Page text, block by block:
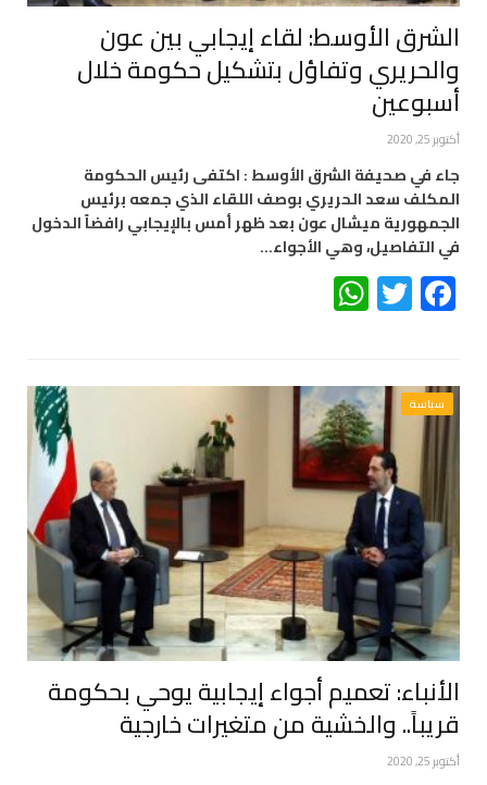
الشرق الأوسط: لقاء إيجابي بين عون
والحريري وتفاؤل بتشكيل حكومة خلال
أسبوعين
أكتوبر 25, 2020
جاء في صحيفة الشرق الأوسط : اكتفى رئيس الحكومة
المكلف سعد الحريري بوصف اللقاء الذي جمعه برئيس
الجمهورية ميشال عون بعد ظهر أمس بالإيجابي رافضاً الدخول
في التفاصيل، وهي الأجواء…
Facebook
Twitter
سياسة
الأنباء: تعميم أجواء إيجابية يوحي بحكومة
قريباً.. والخشية من متغيرات خارجية
أكتوبر 25, 2020